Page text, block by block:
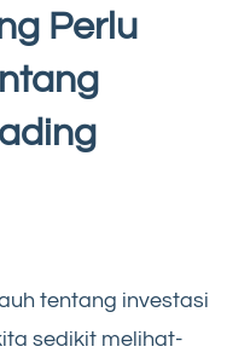
Perlu
tentang investasi
sedikit melihat-